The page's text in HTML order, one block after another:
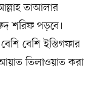
তাআলার
শরিফ পড়বে।
বেশি ইস্তিগফার
তিলাওয়াত করা